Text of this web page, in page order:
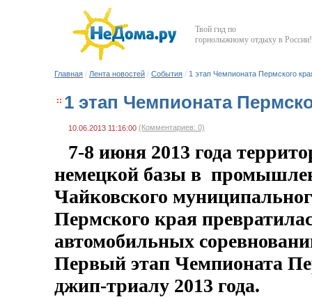
Твой гид по
горнолыжному отдыху в России!
Главная / Лента новостей / События / 1 этап Чемпионата Пермского
1 этап Чемпионата
10.06.2013 11:16:00 (Комментариев: 0)
7-8 июня 2013 года
немецкой базы в
Чайковского
Пермского края
автомобильных
Первый этап Чемпионата
джип-триалу 2013 года.